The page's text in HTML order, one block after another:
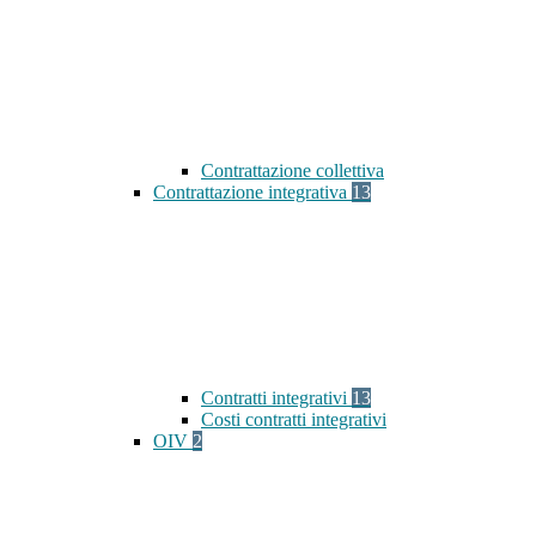
Contrattazione collettiva
Contrattazione integrativa 13
Contratti integrativi 13
Costi contratti integrativi
OIV 2